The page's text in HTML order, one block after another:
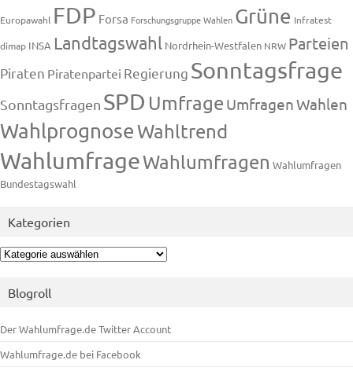
Europawahl FDP Forsa Forschungsgruppe Wahlen Grüne Infratest
dimap INSA Landtagswahl Nordrhein-Westfalen NRW Parteien
Piraten Piratenpartei Regierung Sonntagsfrage
Sonntagsfragen SPD Umfrage UmfragenWahlen
WahlprognoseWahltrend
WahlumfrageWahlumfragen Wahlumfragen
Bundestagswahl
Kategorien
Kategorien
Blogroll
Der Wahlumfrage.de Twitter Account
Wahlumfrage.de bei Facebook